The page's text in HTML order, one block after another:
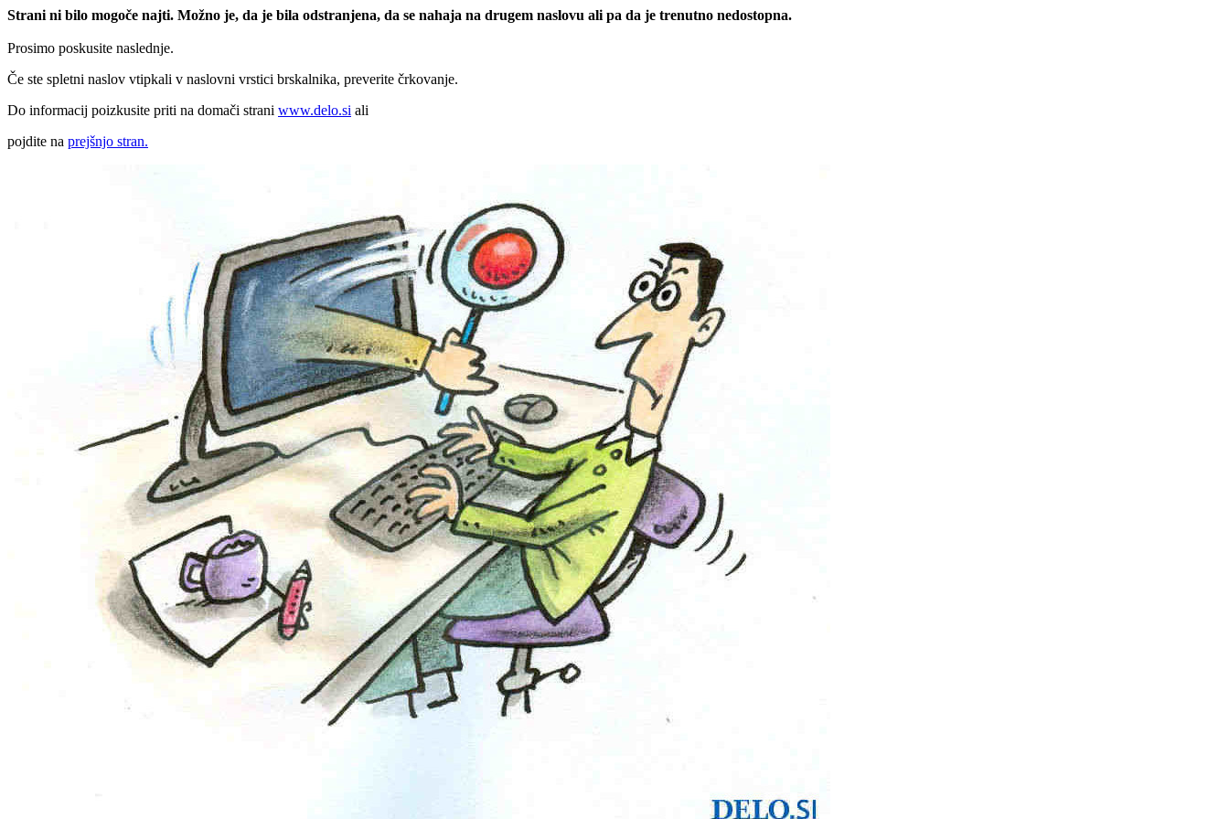
Strani ni bilo mogoče najti. Možno je, da je bila odstranjena, da se nahaja na drugem naslovu ali pa da je trenutno nedostopna.
Prosimo poskusite naslednje.
Če ste spletni naslov vtipkali v naslovni vrstici brskalnika, preverite črkovanje.
Do informacij poizkusite priti na domači strani www.delo.si ali
pojdite na prejšnjo stran.